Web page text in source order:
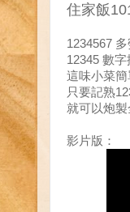
住家飯
1234567
12345 數
這味小菜簡
只要記熟
就可以炮
影片版：